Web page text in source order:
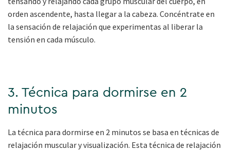
orden ascendente, hasta llegar a la cabeza. Concéntrate en
la sensación de relajación que experimentas al liberar la
tensión en cada músculo.
3. Técnica para dormirse en 2
minutos
La técnica para dormirse en 2 minutos se basa en técnicas de
relajación muscular y visualización. Esta técnica de relajación